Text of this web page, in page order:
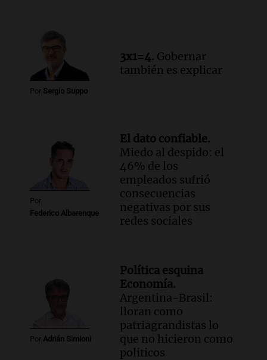
Panorama Federal
Episodios
Por Sergio Suppo
3x1=4. Gobernar
también es explicar
Por
Federico Albarenque
El dato confiable.
Miedo al despido: el
46% de los
empleados sufrió
consecuencias
negativas por sus
redes sociales
Por Adrián Simioni
Política esquina
Economía.
Argentina-Brasil:
lloran como
patriagrandistas lo
que no hicieron como
politicos